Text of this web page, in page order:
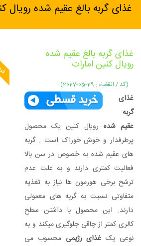
غذای گربه بالغ عقیم شده رویال
غذای گربه بالغ عقیم شده
رویال کنین امارات
(کد / انقضاء : 29-05-2027)
غذای
گربه
عقیم شده رویال کنین یک محصول
پرطرفدار و خوش خوراک است . گربه
های عقیم شده به خصوص در سن بالا
فعالیت کمتری دارند و به علت عدم
ترشح برخی هورمون ها نیاز به تغذیه
متفاوتی نسبت به گربه های معمولی
دارند. این محصول با داشتن سطح
کالری کمتر از چاقی جلوگیری میکند و به
نوعی یک غذای رژیمی محسوب می